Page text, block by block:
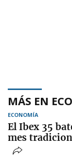
MÁS EN
ECONOMÍA
El Ibex 35
mes